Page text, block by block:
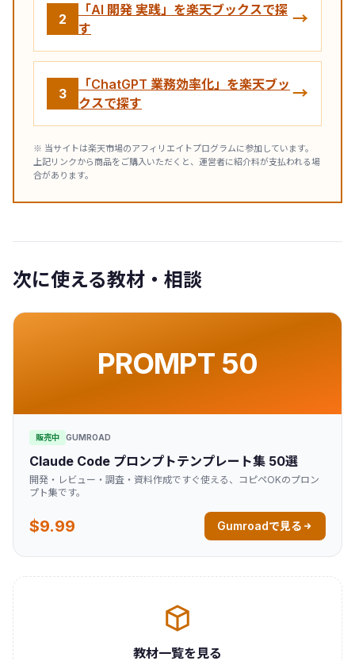
2
「AI 開発 実践」を楽天ブックスで探
す
→
3
「ChatGPT 業務効率化」を楽天ブッ
クスで探す
→
※ 当サイトは楽天市場のアフィリエイトプログラムに参加しています。
上記リンクから商品をご購入いただくと、運営者に紹介料が支払われる場
合があります。
次に使える教材・相談
PROMPT 50
販売中 GUMROAD
Claude Code プロンプトテンプレート集 50選
開発・レビュー・調査・資料作成ですぐ使える、コピペOKのプロン
プト集です。
$9.99 Gumroadで見る
教材一覧を見る